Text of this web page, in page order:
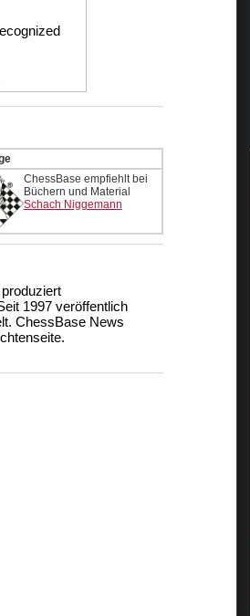
ChessBase empfiehlt bei
Büchern und Material
Schach Niggemann
1997 veröffentlich
ChessBase News